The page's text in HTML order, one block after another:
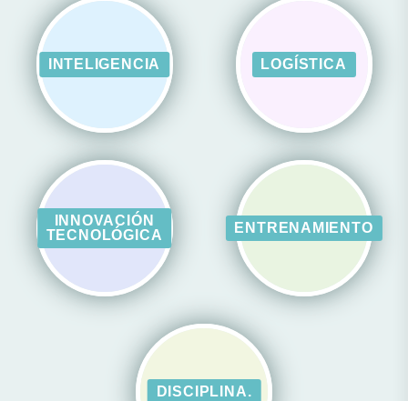
INTELIGENCIA LOGÍSTICA
INNOVACIÓN
TECNOLÓGICA
ENTRENAMIENTO
DISCIPLINA.